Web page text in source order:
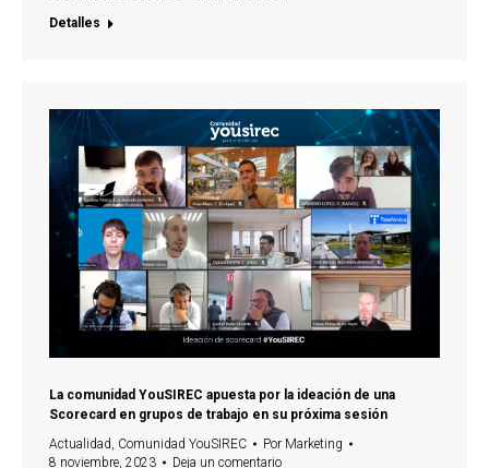
Detalles
La comunidad YouSIREC apuesta por la ideación de una
Scorecard en grupos de trabajo en su próxima sesión
Actualidad, Comunidad YouSIREC Por Marketing
8 noviembre, 2023
Deja un comentario